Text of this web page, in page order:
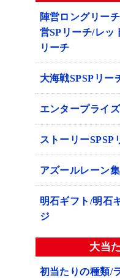
陣営ロングリー
営SPリーチ/レッ
リーチ
大海戦SPSPリー
エンタープライ
ストーリーSPSP
アズールレーン
明石ギフト/明石
ジ
大当
初当たりの種類/